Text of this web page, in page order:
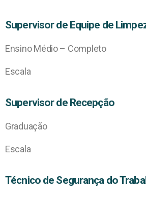
Supervisor de Equipe de
Ensino Médio – Completo
Escala
Supervisor de Recepção
Graduação
Escala
Técnico de Segurança do